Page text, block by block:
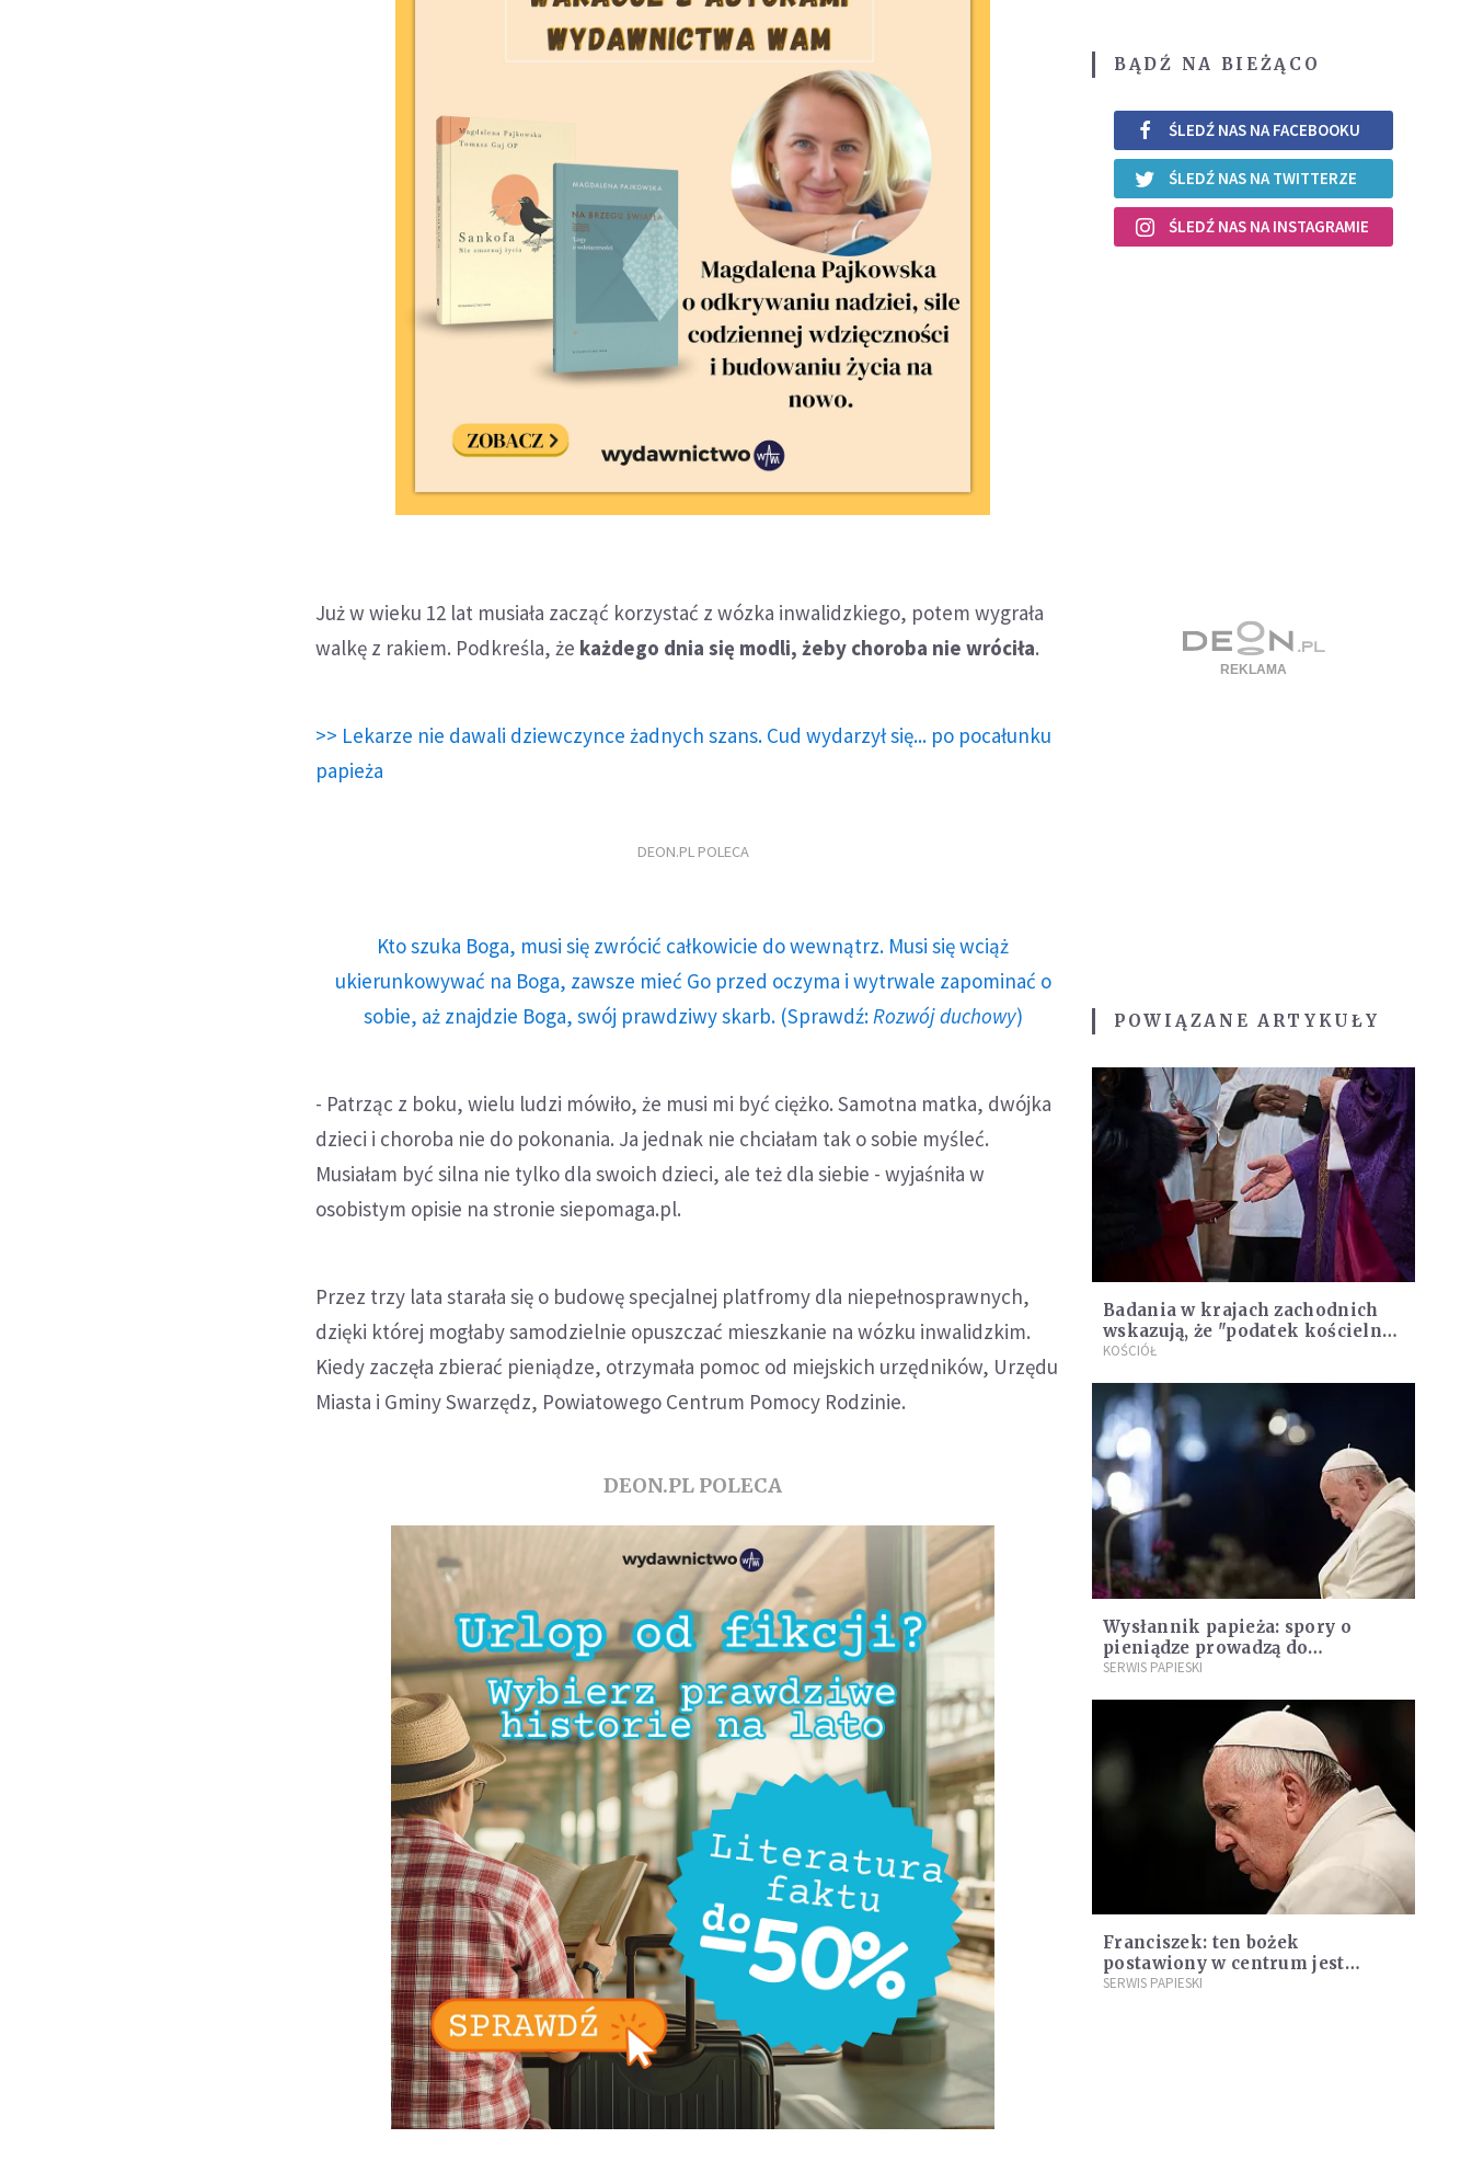
Już w wieku 12 lat musiała zacząć korzystać z wózka inwalidzkiego, potem wygrała
walkę z rakiem. Podkreśla, że każdego dnia się modli, żeby choroba nie wróciła.
>> Lekarze nie dawali dziewczynce żadnych szans. Cud wydarzył się... po pocałunku
papieża
DEON.PL POLECA
Kto szuka Boga, musi się zwrócić całkowicie do wewnątrz. Musi się wciąż
ukierunkowywać na Boga, zawsze mieć Go przed oczyma i wytrwale zapominać o
sobie, aż znajdzie Boga, swój prawdziwy skarb. (Sprawdź: Rozwój duchowy)
- Patrząc z boku, wielu ludzi mówiło, że musi mi być ciężko. Samotna matka, dwójka
dzieci i choroba nie do pokonania. Ja jednak nie chciałam tak o sobie myśleć.
Musiałam być silna nie tylko dla swoich dzieci, ale też dla siebie - wyjaśniła w
osobistym opisie na stronie siepomaga.pl.
Przez trzy lata starała się o budowę specjalnej platfromy dla niepełnosprawnych,
dzięki której mogłaby samodzielnie opuszczać mieszkanie na wózku inwalidzkim.
Kiedy zaczęła zbierać pieniądze, otrzymała pomoc od miejskich urzędników, Urzędu
Miasta i Gminy Swarzędz, Powiatowego Centrum Pomocy Rodzinie.
DEON.PL POLECA
BĄDŹ NA BIEŻĄCO
ŚLEDŹ NAS NA FACEBOOKU
ŚLEDŹ NAS NA TWITTERZE
ŚLEDŹ NAS NA INSTAGRAMIE
POWIĄZANE ARTYKUŁY
Badania w krajach zachodnich
wskazują, że "podatek kościelny"
pozytywnie wpływa na
KOŚCIÓŁ
Wysłannik papieża: spory o
pieniądze prowadzą do
podziałów między biskupami i
SERWIS PAPIESKI
Franciszek: ten bożek
postawiony w centrum jest
przyczyną bezrobocia
SERWIS PAPIESKI